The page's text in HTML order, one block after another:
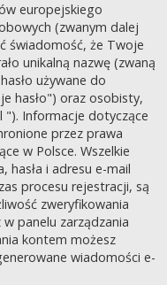
europejskiego
(zwanym dalej
świadomość, że Twoje
unikalną nazwę (zwaną
używane do
hasło") oraz osobisty,
"). Informacje dotyczące
przez prawa
w Polsce. Wszelkie
hasła i adresu e-mail
procesu rejestracji, są
zweryfikowania
panelu zarządzania
kontem możesz
wiadomości e-